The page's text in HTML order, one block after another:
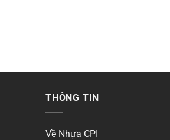
THÔNG TIN
Về Nhựa CPI